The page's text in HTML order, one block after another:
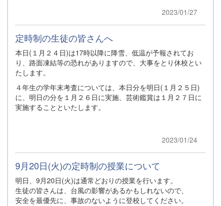
2023/01/27
定時制の生徒の皆さんへ
本日(１月２４日)は17時以降に降雪、低温が予報されてお
り、路面凍結等の恐れがありますので、大事をとり休校とい
たします。
４年生の学年末考査については、本日分を明日(１月２５日)
に、明日の分を１月２６日に実施、芸術鑑賞は１月２７日に
実施することといたします。
2023/01/24
9月20日(火)の定時制の授業について
明日、9月20日(火)は通常どおりの授業を行います。
生徒の皆さんは、台風の影響があるかもしれないので、
安全を最優先に、事故のないように登校してください。